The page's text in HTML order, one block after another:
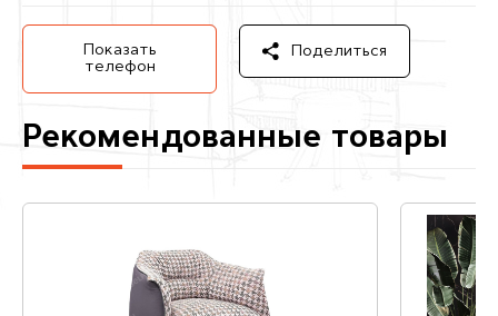
Показать
телефон
Поделиться
Рекомендованные товары